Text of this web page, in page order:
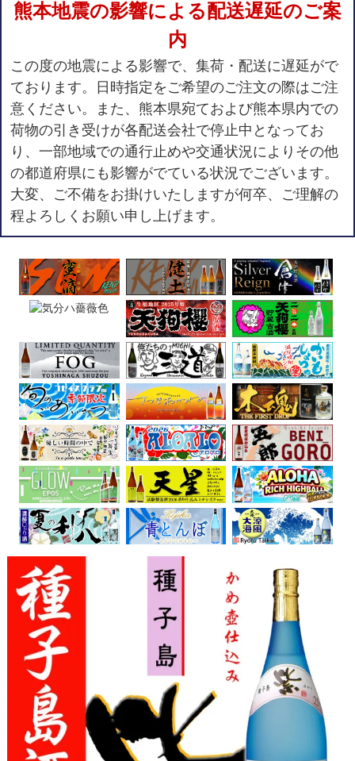
熊本地震の影響による配送遅延のご案
内
この度の地震による影響で、集荷・配送に遅延がで
ております。日時指定をご希望のご注文の際はご注
意ください。また、熊本県宛ておよび熊本県内での
荷物の引き受けが各配送会社で停止中となってお
り、一部地域での通行止めや交通状況によりその他
の都道府県にも影響がでている状況でございます。
大変、ご不備をお掛けいたしますが何卒、ご理解の
程よろしくお願い申し上げます。